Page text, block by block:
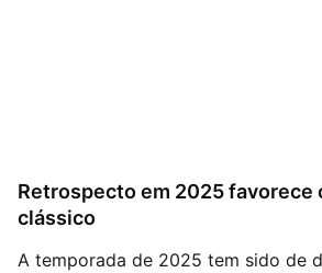
Retrospecto em 2025 favorece
clássico
A temporada de 2025 tem sido de